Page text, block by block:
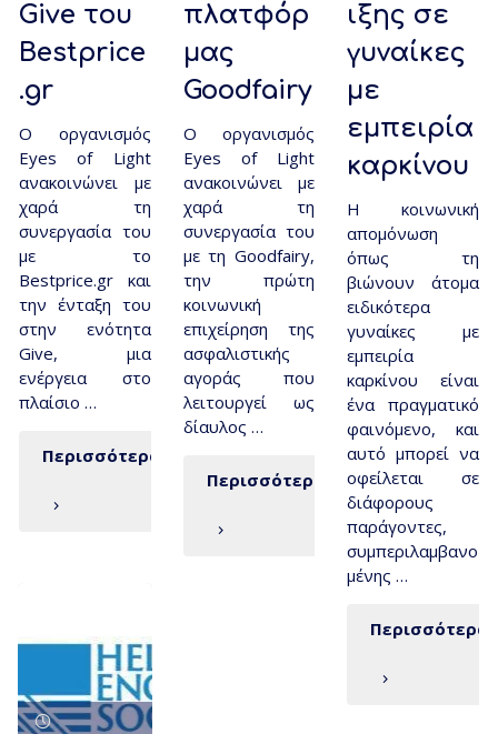
Give του
Bestprice
.gr
Ο οργανισμός
Eyes of Light
ανακοινώνει με
χαρά τη
συνεργασία του
με το
Bestprice.gr και
την ένταξη του
στην ενότητα
Give, μια
ενέργεια στο
πλαίσιο …
Περισσότερα
πλατφόρ
μας
Goodfairy
Ο οργανισμός
Eyes of Light
ανακοινώνει με
χαρά τη
συνεργασία του
με τη Goodfairy,
την πρώτη
κοινωνική
επιχείρηση της
ασφαλιστικής
αγοράς που
λειτουργεί ως
δίαυλος …
Περισσότερα
ιξης σε
γυναίκες
με
εμπειρία
καρκίνου
Η κοινωνική
απομόνωση
όπως τη
βιώνουν άτομα
ειδικότερα
γυναίκες με
εμπειρία
καρκίνου είναι
ένα πραγματικό
φαινόμενο, και
αυτό μπορεί να
οφείλεται σε
διάφορους
παράγοντες,
συμπεριλαμβανο
μένης …
Περισσότερα